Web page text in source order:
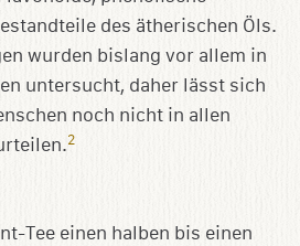
des ätherischen Öls.
wurden bislang vor allem in
untersucht, daher lässt sich
noch nicht in allen
2
Tee einen halben bis einen